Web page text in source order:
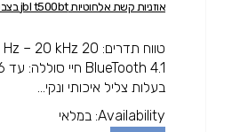
אוזניות קשת אלחוטיות jbl t500bt בצבע שחור
בעלות צליל איכותי ונקי...
Availability: במלאי